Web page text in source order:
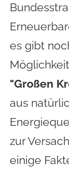
es gibt
"Großen
aus
zur
einige